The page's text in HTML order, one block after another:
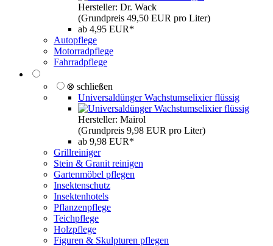
Hersteller: Dr. Wack
(Grundpreis 49,50 EUR pro Liter)
ab 4,95 EUR*
Autopflege
Motorradpflege
Fahrradpflege
⊗ schließen
Universaldünger Wachstumselixier flüssig
Hersteller: Mairol
(Grundpreis 9,98 EUR pro Liter)
ab 9,98 EUR*
Grillreiniger
Stein & Granit reinigen
Gartenmöbel pflegen
Insektenschutz
Insektenhotels
Pflanzenpflege
Teichpflege
Holzpflege
Figuren & Skulpturen pflegen